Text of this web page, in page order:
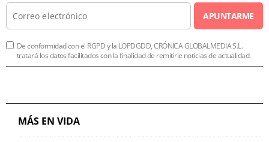
APUNTARME
De conformidad con el RGPD y la LOPDGDD, CRÓNICA GLOBALMEDIA S.L.
tratará los datos facilitados con la finalidad de remitirle noticias de actualidad.
MÁS EN VIDA